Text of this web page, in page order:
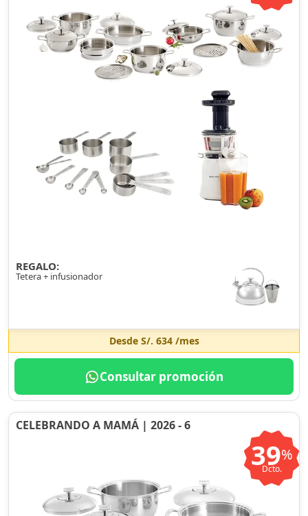
REGALO:
Tetera + infusionador
Desde S/. 634/mes
Consultar promoción
CELEBRANDO A MAMÁ | 2026 - 6
39%
Dcto.